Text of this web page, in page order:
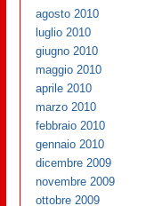
agosto 2010
luglio 2010
giugno 2010
maggio 2010
aprile 2010
marzo 2010
febbraio 2010
gennaio 2010
dicembre 2009
novembre 2009
ottobre 2009